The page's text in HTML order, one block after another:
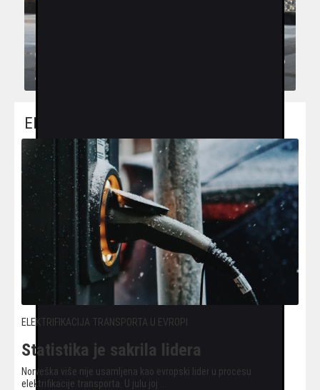
ELEKTRO
ELEKTRIFIKACIJA TRANSPORTA U EVROPI
Statistika je sakrila lidera
Norveška više nije usamljena kao evropski lider u procesu
elektrifikacije transporta. U julu joj ...